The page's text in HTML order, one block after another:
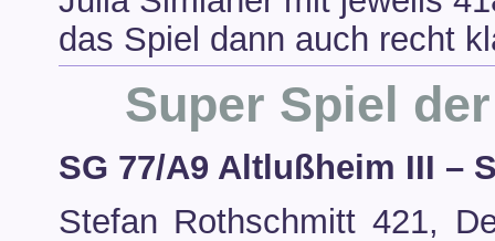
das Spiel dann auch recht
Super Spiel
SG 77/A9 Altlußheim III –
Stefan Rothschmitt 421,